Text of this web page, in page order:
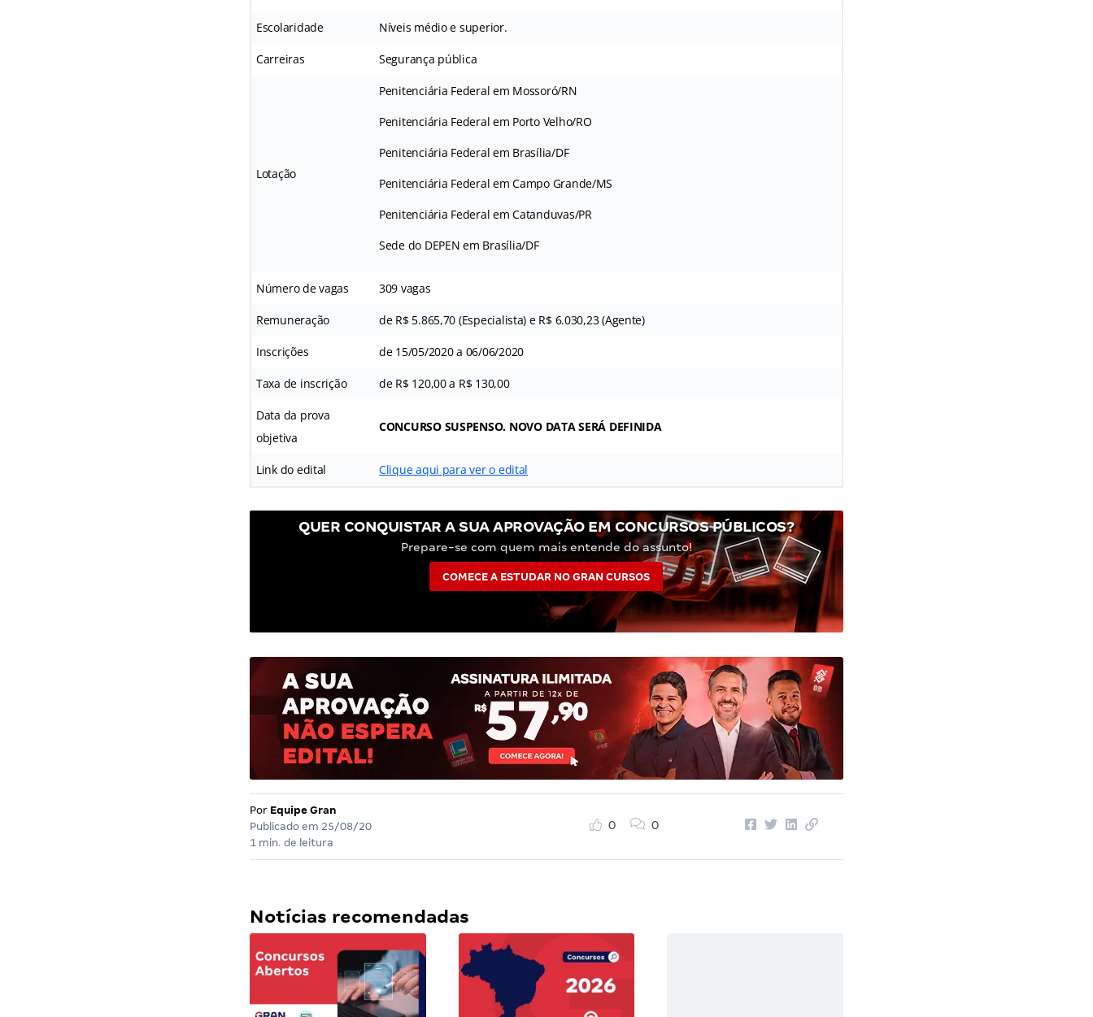
Escolaridade Níveis médio e superior.
Carreiras Segurança pública
Lotação
Penitenciária Federal em Mossoró/RN
Penitenciária Federal em Porto Velho/RO
Penitenciária Federal em Brasília/DF
Penitenciária Federal em Campo Grande/MS
Penitenciária Federal em Catanduvas/PR
Sede do DEPEN em Brasília/DF
Número de vagas 309 vagas
Remuneração de R$ 5.865,70 (Especialista) e R$ 6.030,23 (Agente)
Inscrições de 15/05/2020 a 06/06/2020
Taxa de inscrição de R$ 120,00 a R$ 130,00
Data da prova
objetiva
CONCURSO SUSPENSO. NOVO DATA SERÁ DEFINIDA
Link do edital Clique aqui para ver o edital
QUER CONQUISTAR A SUA APROVAÇÃO EM CONCURSOS PÚBLICOS?
Prepare-se com quem mais entende do assunto!
COMECE A ESTUDAR NO GRAN CURSOS
Por Equipe Gran
Publicado em 25/08/20
1 min. de leitura
0 0
Notícias recomendadas